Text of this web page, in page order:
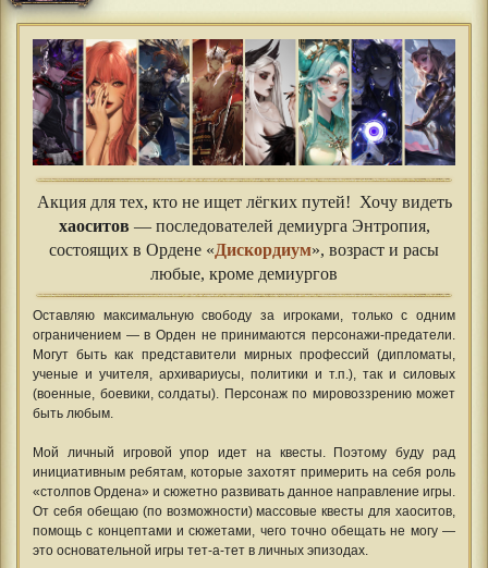
Акция для тех, кто не ищет лёгких путей! Хочу видеть
хаоситов — последователей демиурга Энтропия,
состоящих в Ордене «Дискордиум», возраст и расы
любые, кроме демиургов
Оставляю максимальную свободу за игроками, только с одним
ограничением — в Орден не принимаются персонажи-предатели.
Могут быть как представители мирных профессий (дипломаты,
ученые и учителя, архивариусы, политики и т.п.), так и силовых
(военные, боевики, солдаты). Персонаж по мировоззрению может
быть любым.
Мой личный игровой упор идет на квесты. Поэтому буду рад
инициативным ребятам, которые захотят примерить на себя роль
«столпов Ордена» и сюжетно развивать данное направление игры.
От себя обещаю (по возможности) массовые квесты для хаоситов,
помощь с концептами и сюжетами, чего точно обещать не могу —
это основательной игры тет-а-тет в личных эпизодах.